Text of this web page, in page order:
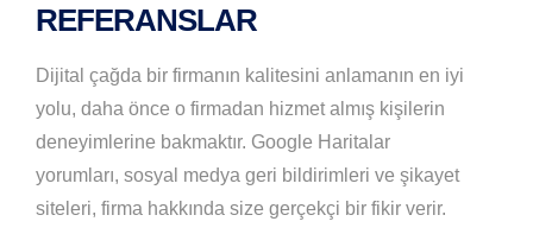
REFERANSLAR
Dijital çağda bir firmanın kalitesini anlamanın en iyi
yolu, daha önce o firmadan hizmet almış kişilerin
deneyimlerine bakmaktır. Google Haritalar
yorumları, sosyal medya geri bildirimleri ve şikayet
siteleri, firma hakkında size gerçekçi bir fikir verir.